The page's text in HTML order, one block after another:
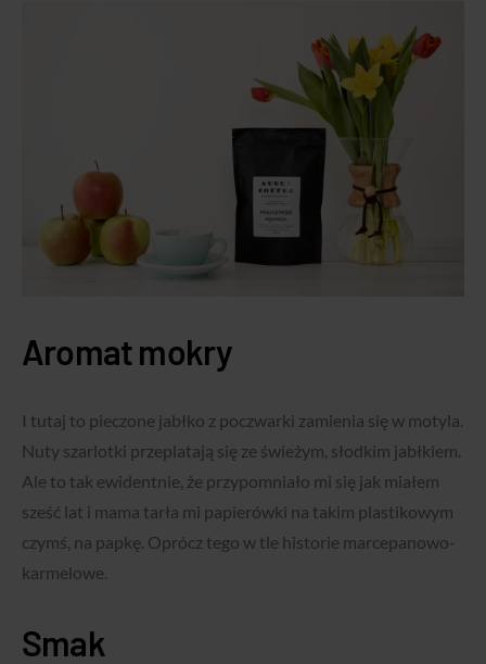
Aromat mokry
I tutaj to pieczone jabłko z poczwarki zamienia się w motyla.
Nuty szarlotki przeplatają się ze świeżym, słodkim jabłkiem.
Ale to tak ewidentnie, że przypomniało mi się jak miałem
sześć lat i mama tarła mi papierówki na takim plastikowym
czymś, na papkę. Oprócz tego w tle historie marcepanowo-
karmelowe.
Smak